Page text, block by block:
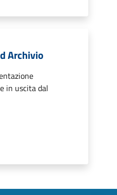
Archivio
in uscita dal